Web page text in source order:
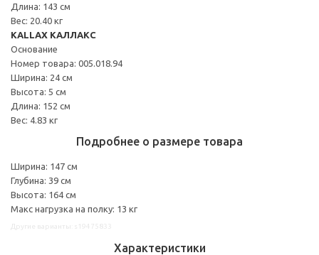
Длина: 143 см
Вес: 20.40 кг
KALLAX КАЛЛАКС
Основание
Номер товара: 005.018.94
Ширина: 24 см
Высота: 5 см
Длина: 152 см
Вес: 4.83 кг
Подробнее о размере товара
Ширина: 147 см
Глубина: 39 см
Высота: 164 см
Макс нагрузка на полку: 13 кг
Характеристики